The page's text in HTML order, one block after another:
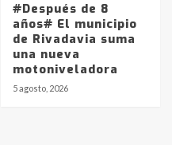
#Después de 8
años# El municipio
de Rivadavia suma
una nueva
motoniveladora
5 agosto, 2026